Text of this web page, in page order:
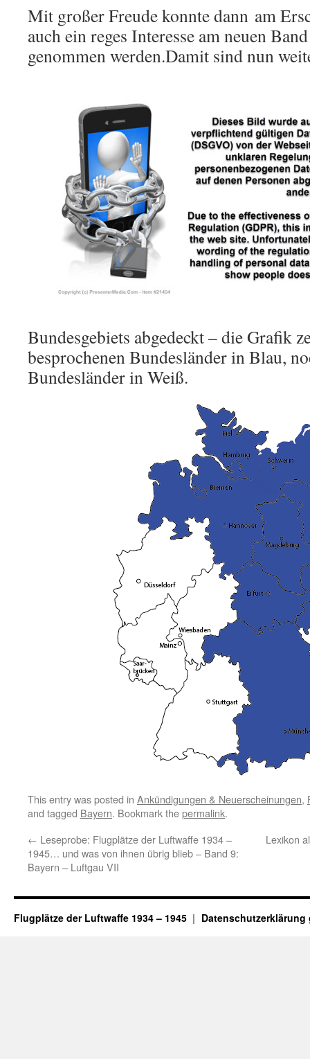
Mit großer Freude konnte dann am
auch ein reges Interesse am neuen
genommen werden.Damit sind nun
Bundesgebiets abgedeckt – die Grafik
besprochenen Bundesländer in Blau,
Bundesländer in Weiß.
This entry was posted in Ankündigungen & Neuerscheinungen,
and tagged Bayern. Bookmark thepermalink.
← Leseprobe: Flugplätze der Luftwaffe 1934 –
1945… und was von ihnen übrig blieb – Band 9:
Bayern – Luftgau VII
Lexikon
Flugplätze der Luftwaffe 1934 – 1945 Datenschutzerklärung